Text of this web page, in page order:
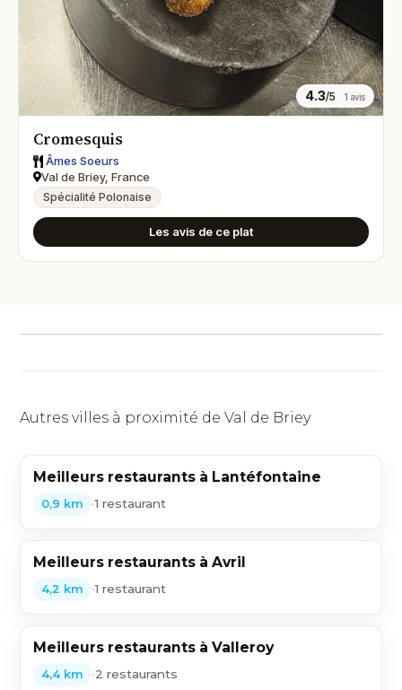
4.3/5 1 avis
Cromesquis
Âmes Soeurs
Val de Briey, France
Spécialité Polonaise
Les avis de ce plat
Autres villes à proximité de Val de Briey
Meilleurs restaurants à Lantéfontaine
0,9 km •1 restaurant
Meilleurs restaurants à Avril
4,2 km •1 restaurant
Meilleurs restaurants à Valleroy
4,4 km •2 restaurants